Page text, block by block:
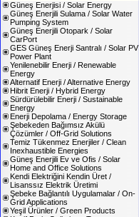
Güneş Enerjisi / Solar Energy
Güneş Enerjili Sulama / Solar Water
Pumping System
Güneş Enerjili Otopark / Solar
CarPort
GES Güneş Enerji Santralı / Solar PV
Power Plant
Yenilenebilir Enerji / Renewable
Energy
Alternatif Enerji / Alternative Energy
Hibrit Enerji / Hybrid Energy
Sürdürülebilir Enerji / Sustainable
Energy
Enerji Depolama / Energy Storage
Şebekeden Bağımsız Akülü
Çözümler / Off-Grid Solutions
Temiz Tükenmez Enerjiler / Clean
Inexhaustible Energies
Güneş Enerjili Ev ve Ofis / Solar
Home and Office Solutions
Kendi Elektriğini Kendin Üret /
Lisanssız Elektrik Üretimi
Şebeke Bağlantılı Uygulamalar / On-
Grid Applications
Yeşil Ürünler / Green Products